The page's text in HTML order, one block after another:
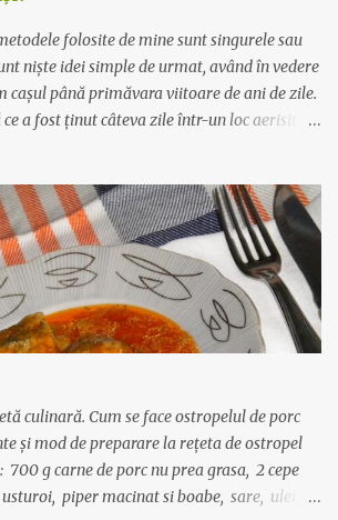
, singurul site românesc care vinde carne
care se află pe teritoriul ţării noa...
folosite de mine sunt singurele sau
niște idei simple de urmat, având în vedere
cașul până primăvara viitoare de ani de zile.
a fost ținut câteva zile într-un loc aerisit să
în pungă de plastic apoi toate feliile le
la congelator. A doua metodă: se feliază
de tocat. Se dă sare după gust și se
în folie transparentă care se pun la
nevoie de o felie sau de un rulou, îl scoatem
în frigider până când se dezgheață - de
dimineața. Dacă îl scoateți direct din
camerei, se dezgheață mult prea
rămâne un fel de brânză zguroasă și
culinară. Cum se face ostropelul de porc
și mod de preparare la rețeta de ostropel
700 g carne de porc nu prea grasa, 2 cepe
piper macinat si boabe, sare, ulei, o